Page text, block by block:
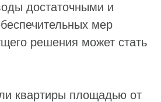
достаточными и
мер
решения может стать
квартиры площадью от